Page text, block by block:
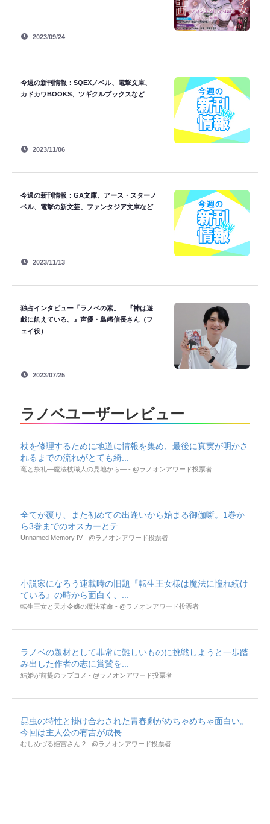
2023/09/24
今週の新刊情報：SQEXノベル、電撃文庫、
カドカワBOOKS、ツギクルブックスなど
2023/11/06
今週の新刊情報：GA文庫、アース・スターノ
ベル、電撃の新文芸、ファンタジア文庫など
2023/11/13
独占インタビュー「ラノベの素」 『神は遊
戯に飢えている。』声優・島﨑信長さん（フ
ェイ役）
2023/07/25
ラノベユーザーレビュー
杖を修理するために地道に情報を集め、最後に真実が明かさ
れるまでの流れがとても綺...
竜と祭礼―魔法杖職人の見地から― - @ラノオンアワード投票者
全てが覆り、また初めての出逢いから始まる御伽噺。1巻か
ら3巻までのオスカーとテ...
Unnamed Memory IV - @ラノオンアワード投票者
小説家になろう連載時の旧題『転生王女様は魔法に憧れ続け
ている』の時から面白く、...
転生王女と天才令嬢の魔法革命 - @ラノオンアワード投票者
ラノベの題材として非常に難しいものに挑戦しようと一歩踏
み出した作者の志に賞賛を...
結婚が前提のラブコメ - @ラノオンアワード投票者
昆虫の特性と掛け合わされた青春劇がめちゃめちゃ面白い。
今回は主人公の有吉が成長...
むしめづる姫宮さん 2 - @ラノオンアワード投票者